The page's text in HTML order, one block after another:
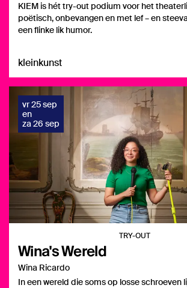
KIEM is hét try-out podium voor het
poëtisch, onbevangen en met lef – en
een flinke lik humor.
kleinkunst
Wina's Wereld
Wina Ricardo
In een wereld die soms op losse schroeven
TRY-OUT
vr 25 sep
en
za 26 sep